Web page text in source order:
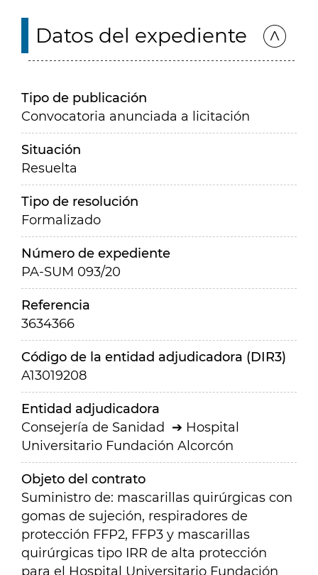
Datos del expediente
Tipo de publicación
Convocatoria anunciada a licitación
Situación
Resuelta
Tipo de resolución
Formalizado
Número de expediente
PA-SUM 093/20
Referencia
3634366
Código de la entidad adjudicadora (DIR3)
A13019208
Entidad adjudicadora
Consejería de Sanidad
Hospital
Universitario Fundación Alcorcón
Objeto del contrato
Suministro de: mascarillas quirúrgicas con
gomas de sujeción, respiradores de
protección FFP2, FFP3 y mascarillas
quirúrgicas tipo IRR de alta protección
para el Hospital Universitario Fundación